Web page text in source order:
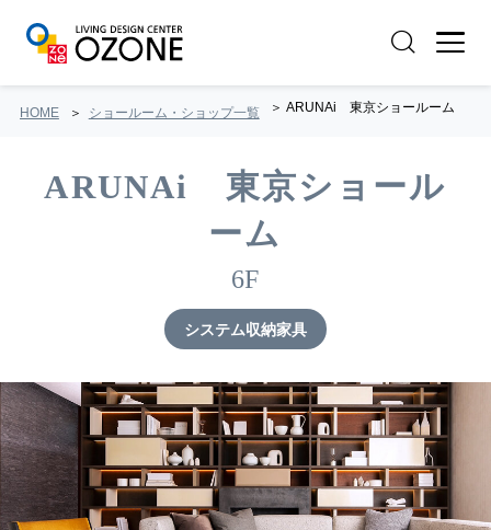
HOME ショールーム・ショップ一覧 ARUNAi 東京ショールーム
ARUNAi 東京ショール
ーム
6F
システム収納家具